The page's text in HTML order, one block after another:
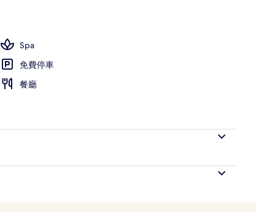
Spa
免費停車
餐廳